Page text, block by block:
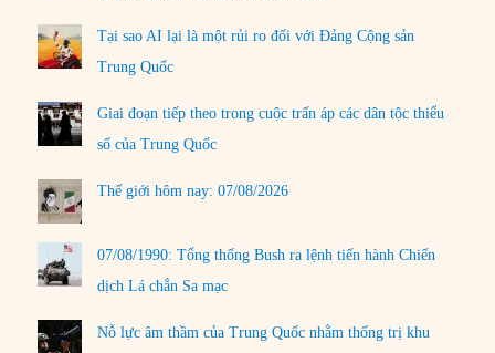
Tại sao AI lại là một rủi ro đối với Đảng Cộng sản
Trung Quốc
Giai đoạn tiếp theo trong cuộc trấn áp các dân tộc thiểu
số của Trung Quốc
Thế giới hôm nay: 07/08/2026
07/08/1990: Tổng thống Bush ra lệnh tiến hành Chiến
dịch Lá chắn Sa mạc
Nỗ lực âm thầm của Trung Quốc nhằm thống trị khu